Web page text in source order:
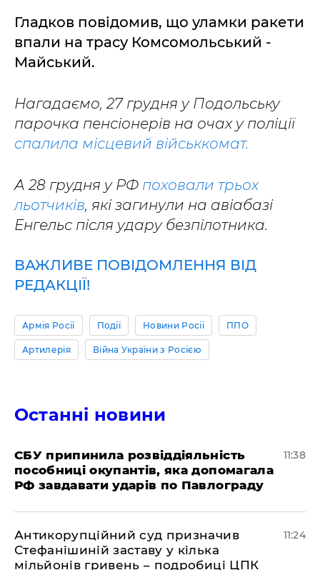
Гладков повідомив, що уламки ракети
впали на трасу Комсомольський -
Майський.
Нагадаємо, 27 грудня у Подольську
парочка пенсіонерів на очах у поліції
спалила місцевий військкомат.
А 28 грудня у РФ поховали трьох
льотчиків, які загинули на авіабазі
Енгельс після удару безпілотника.
ВАЖЛИВЕ ПОВІДОМЛЕННЯ ВІД
РЕДАКЦІЇ!
Армія Росії Події Новини Росії ППО
Артилерія Війна України з Росією
Останні новини
СБУ припинила розвіддіяльність
пособниці окупантів, яка допомагала
РФ завдавати ударів по Павлограду
11:38
Антикорупційний суд призначив
Стефанішиній заставу у кілька
мільйонів гривень – подробиці ЦПК
11:24